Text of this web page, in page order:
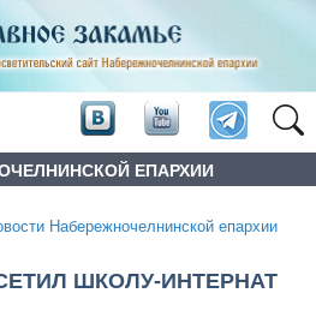
ЕПАРХИИ
Набережночелнинской епархии
ШКОЛУ-ИНТЕРНАТ